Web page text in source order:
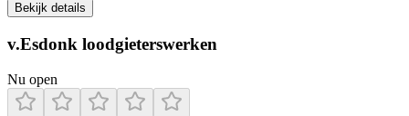
Bekijk details
v.Esdonk loodgieterswerken
Nu open